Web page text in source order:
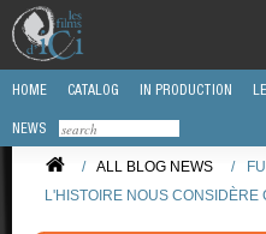
HOME CATALOG IN PRODUCTION
NEWS
/ ALL BLOG NEWS /
L'HISTOIRE NOUS